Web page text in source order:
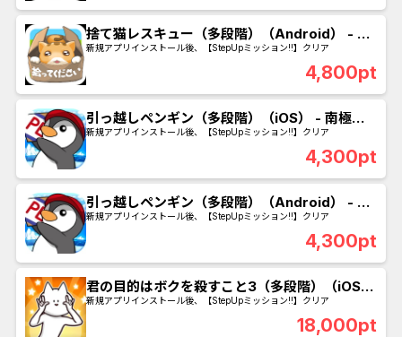
捨て猫レスキュー（多段階）（Android） - 空
き地のリセット数31回(周回数31)クリアで成果
新規アプリインストール後、【StepUpミッション!!】クリア
4,800pt
引っ越しペンギン（多段階）（iOS） - 南極の
リセット数31回(周回数31)クリアで成果
新規アプリインストール後、【StepUpミッション!!】クリア
4,300pt
引っ越しペンギン（多段階）（Android） - 南
極のリセット数31回(周回数31)クリアで成果
新規アプリインストール後、【StepUpミッション!!】クリア
4,300pt
君の目的はボクを殺すこと3（多段階）（iOS）
- 第4500の魔神クリア
新規アプリインストール後、【StepUpミッション!!】クリア
18,000pt